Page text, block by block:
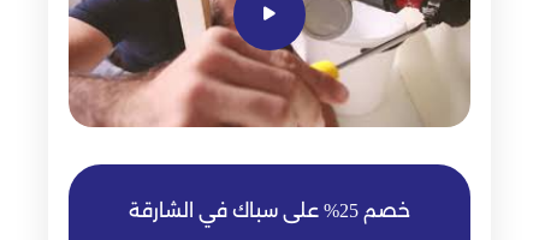
خصم 25% على سباك في الشارقة